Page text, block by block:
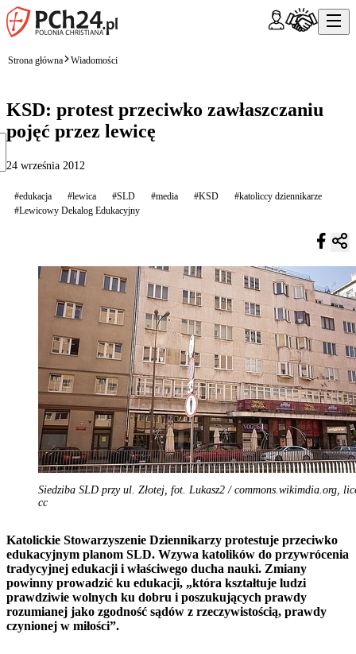
Strona główna Wiadomości
KSD: protest przeciwko zawłaszczaniu
pojęć przez lewicę
24 września 2012
#edukacja #lewica #SLD #media #KSD
#katoliccy dziennikarze
#Lewicowy Dekalog Edukacyjny
Siedziba SLD przy ul. Złotej, fot. Lukasz2 / commons.wikimdia.org,
cc
Katolickie Stowarzyszenie Dziennikarzy protestuje przeciwko
edukacyjnym planom SLD. Wzywa katolików do przywrócenia
tradycyjnej edukacji i właściwego ducha nauki. Zmiany
powinny prowadzić ku edukacji, „która kształtuje ludzi
prawdziwie wolnych ku dobru i poszukujących prawdy
rozumianej jako zgodność sądów z rzeczywistością, prawdy
czynionej w miłości”.